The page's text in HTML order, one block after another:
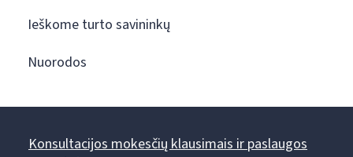
Ieškome turto savininkų
Nuorodos
Konsultacijos mokesčių klausimais ir paslaugos